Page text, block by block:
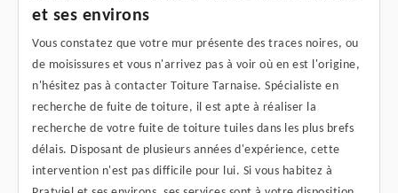
et ses environs
Vous constatez que votre mur présente des traces noires, ou
de moisissures et vous n'arrivez pas à voir où en est l'origine,
n'hésitez pas à contacter Toiture Tarnaise. Spécialiste en
recherche de fuite de toiture, il est apte à réaliser la
recherche de votre fuite de toiture tuiles dans les plus brefs
délais. Disposant de plusieurs années d'expérience, cette
intervention n'est pas difficile pour lui. Si vous habitez à